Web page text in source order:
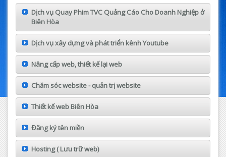
Dịch vụ Quay Phim TVC Quảng Cáo Cho Doanh Nghiệp ở
Biên Hòa
Dịch vụ xây dựng và phát triển kênh Youtube
Nâng cấp web, thiết kế lại web
Chăm sóc website - quản trị website
Thiết kế web Biên Hòa
Đăng ký tên miền
Hosting ( Lưu trữ web)